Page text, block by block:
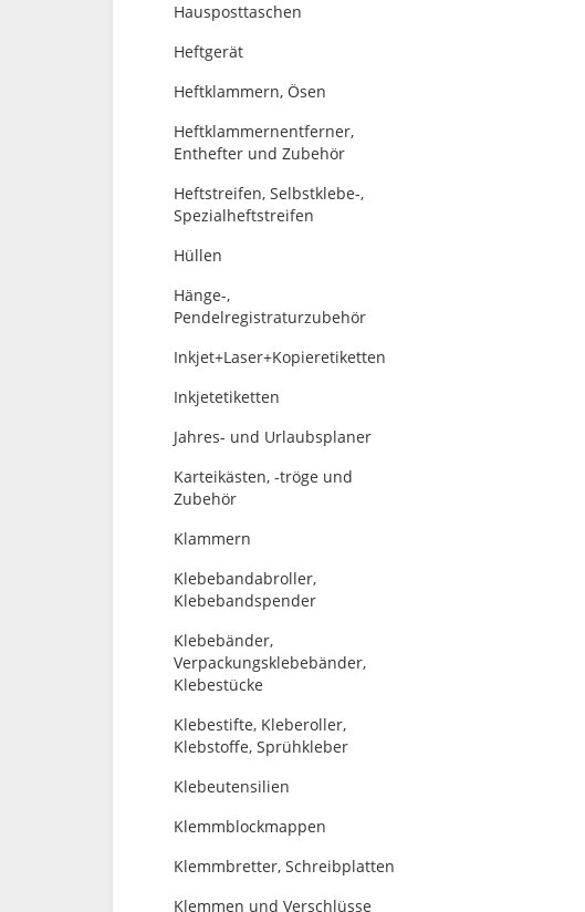
Hausposttaschen
Heftgerät
Heftklammern, Ösen
Heftklammernentferner,
Enthefter und Zubehör
Heftstreifen, Selbstklebe-,
Spezialheftstreifen
Hüllen
Hänge-,
Pendelregistraturzubehör
Inkjet+Laser+Kopieretiketten
Inkjetetiketten
Jahres- und Urlaubsplaner
Karteikästen, -tröge und
Zubehör
Klammern
Klebebandabroller,
Klebebandspender
Klebebänder,
Verpackungsklebebänder,
Klebestücke
Klebestifte, Kleberoller,
Klebstoffe, Sprühkleber
Klebeutensilien
Klemmblockmappen
Klemmbretter, Schreibplatten
Klemmen und Verschlüsse